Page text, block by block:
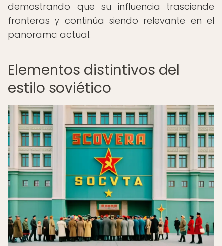
demostrando que su influencia trasciende
fronteras y continúa siendo relevante en el
panorama actual.
Elementos distintivos del
estilo soviético